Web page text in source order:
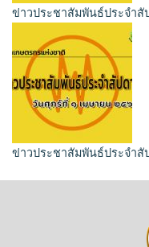
ข่าวประชาสัมพันธ์ประจำสั
ข่าวประชาสัมพันธ์ประจำสั